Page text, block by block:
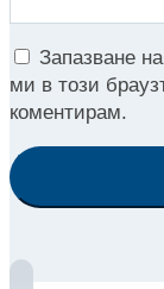
Запазване
ми в този
коментирам.